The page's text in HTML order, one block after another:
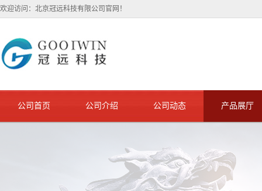
欢迎访问：北京冠远科技有限公司官网！
公司首页 公司介绍 公司动态 产品展厅